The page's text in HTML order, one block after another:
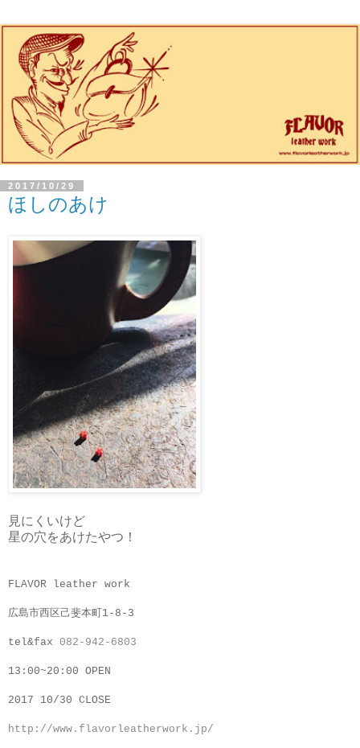
2017/10/29
ほしのあけ
見にくいけど
星の穴をあけたやつ！
FLAVOR leather work
広島市西区己斐本町1-8-3
tel&fax 082-942-6803
13:00~20:00 OPEN
2017 10/30 CLOSE
http://www.flavorleatherwork.jp/